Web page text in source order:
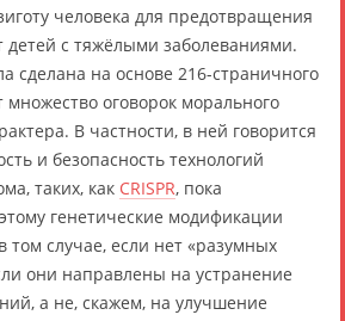
человека для предотвращения
детей с тяжёлыми заболеваниями.
сделана на основе 216-страничного
множество оговорок морального
В частности, в ней говорится
и безопасность технологий
таких, как CRISPR, пока
генетические модификации
том случае, если нет «разумных
они направлены на устранение
а не, скажем, на улучшение